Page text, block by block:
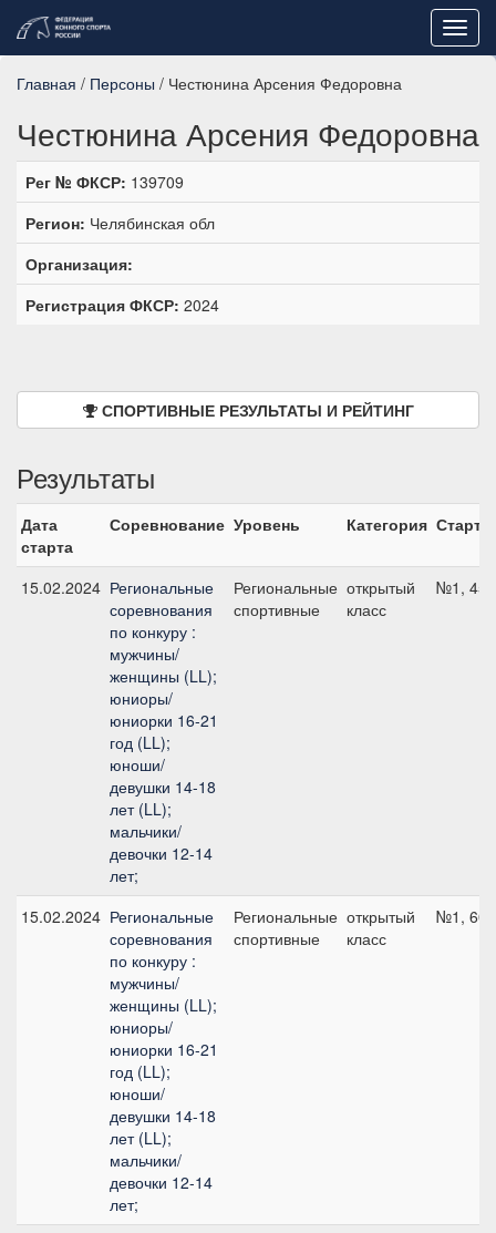
Главная / Персоны / Честюнина Арсения Федоровна
Честюнина Арсения Федоровна
Рег № ФКСР: 139709
Регион: Челябинская обл
Организация:
Регистрация ФКСР: 2024
СПОРТИВНЫЕ РЕЗУЛЬТАТЫ И РЕЙТИНГ
Результаты
Дата
старта
Соревнование Уровень Категория Старт
15.02.2024 Региональные
соревнования
по конкуру :
мужчины/
женщины (LL);
юниоры/
юниорки 16-21
год (LL);
юноши/
девушки 14-18
лет (LL);
мальчики/
девочки 12-14
лет;
Региональные
спортивные
открытый
класс
№1, 45
15.02.2024 Региональные
соревнования
по конкуру :
мужчины/
женщины (LL);
юниоры/
юниорки 16-21
год (LL);
юноши/
девушки 14-18
лет (LL);
мальчики/
девочки 12-14
лет;
Региональные
спортивные
открытый
класс
№1, 60